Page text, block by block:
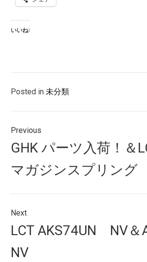
いいね:
Posted in未分類
稿
ナ
ビ
ゲ
ー
シ
ョ
Previous
Previous
post:
GHK パーツ入荷！＆
マガジンスプリング
Next
Next
post:
LCT AKS74UN NV
NV